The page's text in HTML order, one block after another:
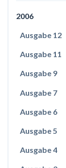
2006
Ausgabe 12
Ausgabe 11
Ausgabe 9
Ausgabe 7
Ausgabe 6
Ausgabe 5
Ausgabe 4